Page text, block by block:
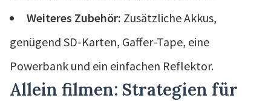
Weiteres Zubehör: Zusätzliche Akkus,
genügend SD-Karten, Gaffer-Tape, eine
Powerbank und ein einfachen Reflektor.
Allein filmen: Strategien für